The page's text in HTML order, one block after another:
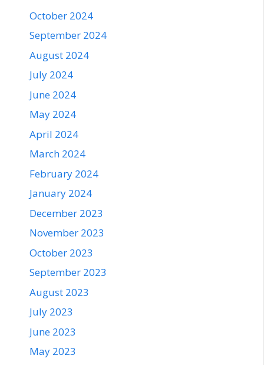
October 2024
September 2024
August 2024
July 2024
June 2024
May 2024
April 2024
March 2024
February 2024
January 2024
December 2023
November 2023
October 2023
September 2023
August 2023
July 2023
June 2023
May 2023